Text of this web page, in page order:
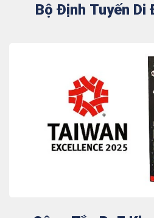
Bộ Định Tuyến Di